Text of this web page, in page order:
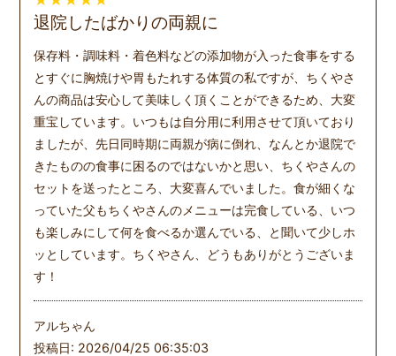
退院したばかりの両親に
保存料・調味料・着色料などの添加物が入った食事をする
とすぐに胸焼けや胃もたれする体質の私ですが、ちくやさ
んの商品は安心して美味しく頂くことができるため、大変
重宝しています。いつもは自分用に利用させて頂いており
ましたが、先日同時期に両親が病に倒れ、なんとか退院で
きたものの食事に困るのではないかと思い、ちくやさんの
セットを送ったところ、大変喜んでいました。食が細くな
っていた父もちくやさんのメニューは完食している、いつ
も楽しみにして何を食べるか選んでいる、と聞いて少しホ
ッとしています。ちくやさん、どうもありがとうございま
す！
アルちゃん
投稿日: 2026/04/25 06:35:03